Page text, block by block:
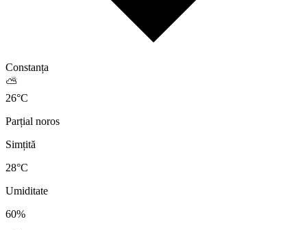
Constanța
⛅
26°C
Parțial noros
Simțită
28°C
Umiditate
60%